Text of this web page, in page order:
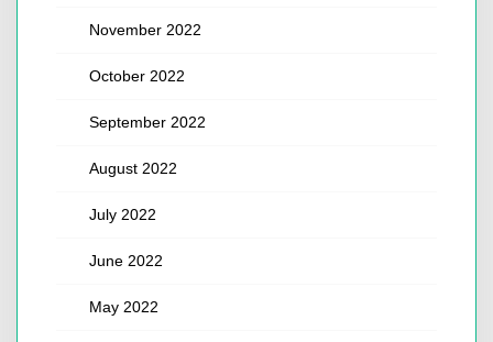
November 2022
October 2022
September 2022
August 2022
July 2022
June 2022
May 2022